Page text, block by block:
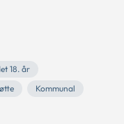
18. år
Kommunal